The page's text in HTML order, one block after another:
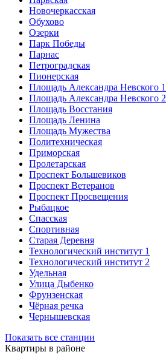
Новочеркасская
Обухово
Озерки
Парк Победы
Парнас
Петроградская
Пионерская
Площадь Александра Невского 1
Площадь Александра Невского 2
Площадь Восстания
Площадь Ленина
Площадь Мужества
Политехническая
Приморская
Пролетарская
Проспект Большевиков
Проспект Ветеранов
Проспект Просвещения
Рыбацкое
Спасская
Спортивная
Старая Деревня
Технологический институт 1
Технологический институт 2
Удельная
Улица Дыбенко
Фрунзенская
Чёрная речка
Чернышевская
Показать все станции
Квартиры в районе